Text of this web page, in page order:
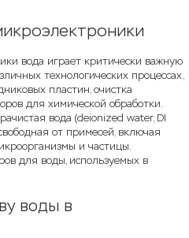
вода играет критически важную
технологических процессах,
пластин, очистка
для химической обработки.
вода (deionized water, DI
от примесей, включая
и частицы.
для воды, используемых в
воды в